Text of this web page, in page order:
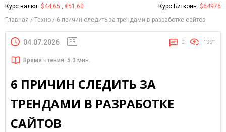
Курс валют: $44,65 , €51,60 Курс Биткоин: $64976
Главная
Техно 6 причин следить за трендами в разработке сайтов
04.07.2026 PR 0 1991
Время чтения: 5.3 мин.
6 ПРИЧИН СЛЕДИТЬ ЗА
ТРЕНДАМИ В РАЗРАБОТКЕ
САЙТОВ